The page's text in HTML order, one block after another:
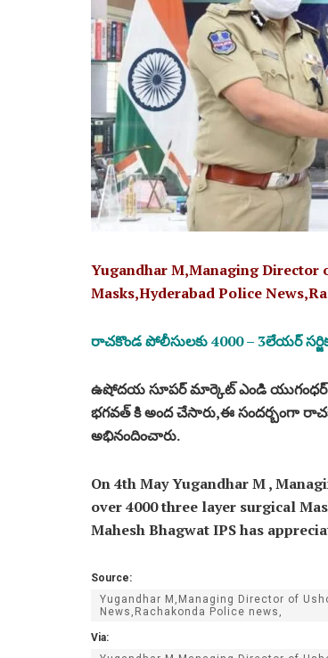
Yugandhar M,Managing Director
Masks,Hyderabad Police
రాచకొండ పోలీసులకు 4000 – 3లేయర్
ఉషోదయ సూపర్ మార్కెట్ ఎండి యుగంధర్
భగవత్ కి అంద చేసారు,ఈ సందర్బంగా
అభినందించారు.
On 4th May Yugandhar M ,
over 4000 three layer surgical
Mahesh Bhagwat IPS has
Source:
Yugandhar M,Managing Director of
News,Rachakonda Police news,
Via: